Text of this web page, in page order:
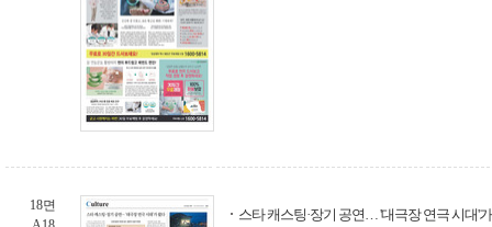
18면
스타 캐스팅·장기 공연… '대극장 연극 시대'